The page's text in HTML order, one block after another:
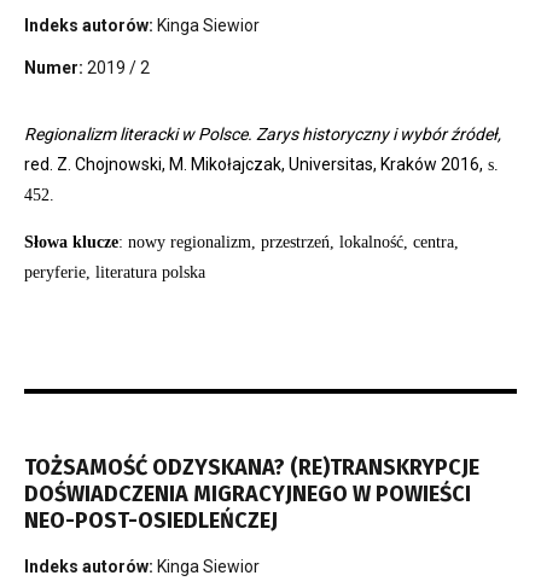
Indeks autorów: Kinga Siewior
Numer: 2019 / 2
Regionalizm literacki w Polsce. Zarys historyczny i wybór źródeł,
red. Z. Chojnowski, M. Mikołajczak, Universitas, Kraków 2016, s.
452.
Słowa klucze: nowy regionalizm, przestrzeń, lokalność, centra,
peryferie, literatura polska
TOŻSAMOŚĆ ODZYSKANA? (RE)TRANSKRYPCJE
DOŚWIADCZENIA MIGRACYJNEGO W POWIEŚCI
NEO-POST-OSIEDLEŃCZEJ
Indeks autorów: Kinga Siewior